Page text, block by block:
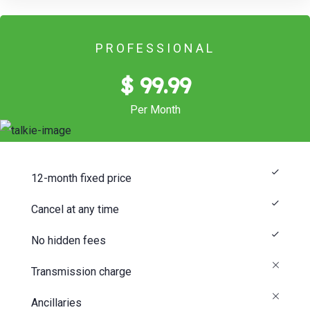
PROFESSIONAL
$ 99.99
Per Month
12-month fixed price
Cancel at any time
No hidden fees
Transmission charge
Ancillaries